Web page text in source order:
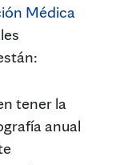
Médica
tener la
anual